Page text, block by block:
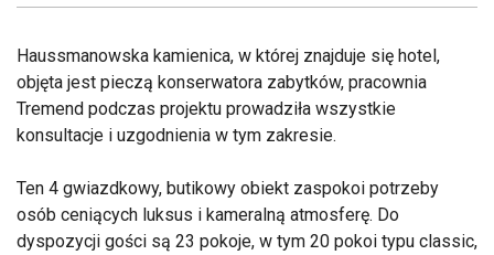
Haussmanowska kamienica, w której znajduje się hotel,
objęta jest pieczą konserwatora zabytków, pracownia
Tremend podczas projektu prowadziła wszystkie
konsultacje i uzgodnienia w tym zakresie.
Ten 4 gwiazdkowy, butikowy obiekt zaspokoi potrzeby
osób ceniących luksus i kameralną atmosferę. Do
dyspozycji gości są 23 pokoje, w tym 20 pokoi typu classic,